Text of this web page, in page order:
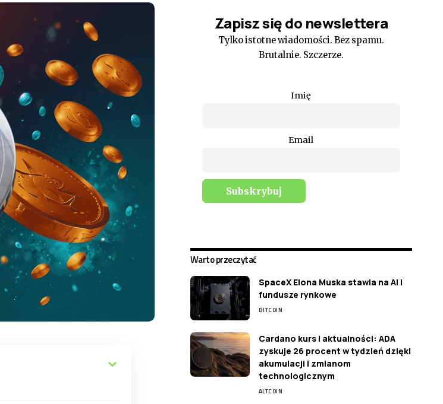
Zapisz się do newslettera
Tylko istotne wiadomości. Bez spamu.
Brutalnie. Szczerze.
Imię
Email
Warto przeczytać
SpaceX Elona Muska stawia na AI i
fundusze rynkowe
BITCOIN
Cardano kurs i aktualności: ADA
zyskuje 26 procent w tydzień dzięki
akumulacji i zmianom
technologicznym
ALTCOIN